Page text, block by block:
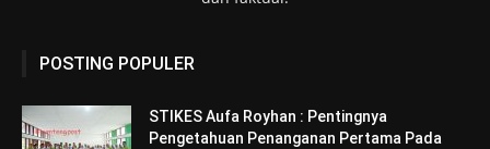
POSTING POPULER
STIKES Aufa Royhan : Pentingnya
Pengetahuan Penanganan Pertama Pada